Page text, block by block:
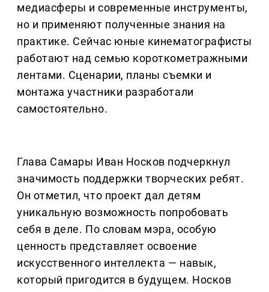
медиасферы и современные инструменты,
но и применяют полученные знания на
практике. Сейчас юные кинематографисты
работают над семью короткометражными
лентами. Сценарии, планы съемки и
монтажа участники разработали
самостоятельно.
Глава Самары Иван Носков подчеркнул
значимость поддержки творческих ребят.
Он отметил, что проект дал детям
уникальную возможность попробовать
себя в деле. По словам мэра, особую
ценность представляет освоение
искусственного интеллекта — навык,
который пригодится в будущем. Носков